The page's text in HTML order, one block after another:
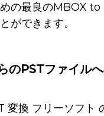
の最良のMBOX to
ができます。
のPSTファイル
変換 フリーソフト